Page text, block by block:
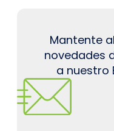
Mantente
novedades
a nuestro